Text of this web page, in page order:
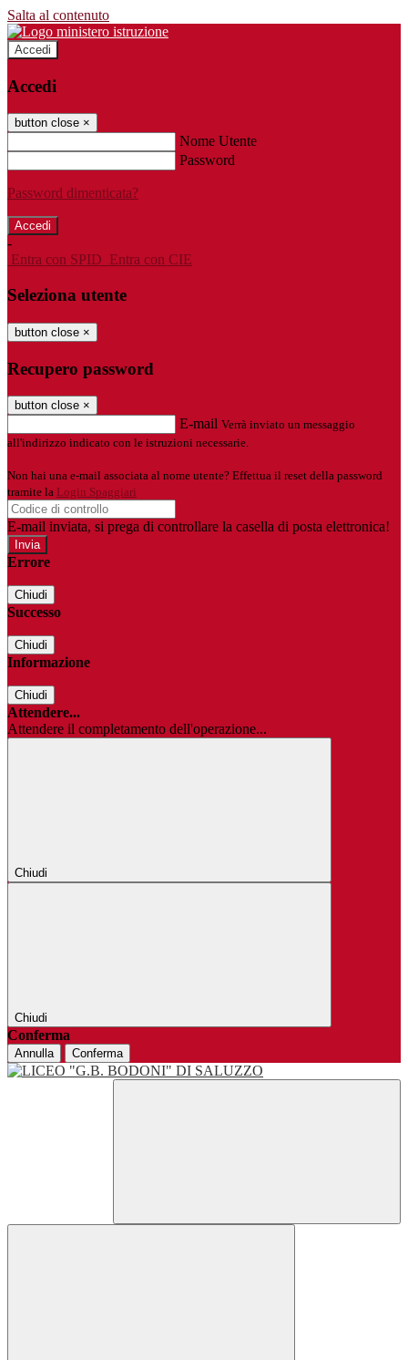
Salta al contenuto
Accedi
Accedi
button close ×
Nome Utente
Password
Password dimenticata?
-
Entra con SPID Entra con CIE
Seleziona utente
button close ×
Recupero password
button close ×
E-mail Verrà inviato un messaggio
all'indirizzo indicato con le istruzioni necessarie.
Non hai una e-mail associata al nome utente? Effettua il reset della password
tramite la Login Spaggiari
E-mail inviata, si prega di controllare la casella di posta elettronica!
Errore
Chiudi
Successo
Chiudi
Informazione
Chiudi
Attendere...
Attendere il completamento dell'operazione...
Chiudi
Chiudi
Conferma
Annulla Conferma